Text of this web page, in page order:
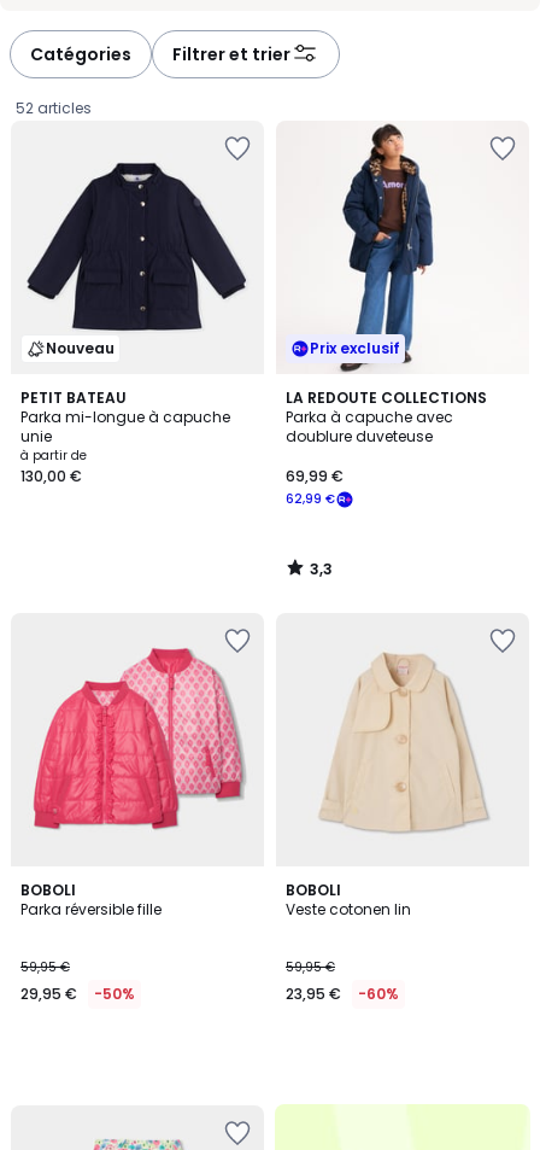
Catégories Filtrer et trier
52 articles
Nouveau
PETIT BATEAU
Parka mi-longue à capuche
unie
Prix
à
à partir de
130,00 €
Prix exclusif
LA REDOUTE COLLECTIONS
Parka à capuche avec
doublure duveteuse
62,99 €
69,99 €
3,3
/ 5
3,3
/
BOBOLI
Parka réversible fille
59,95 €
29,95 € -50%
BOBOLI
Veste cotonen lin
59,95 €
23,95 € -60%